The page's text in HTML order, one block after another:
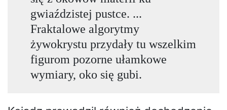
gwiaździstej pustce. ...
Fraktalowe algorytmy
żywokrystu przydały tu wszelkim
figurom pozorne ułamkowe
wymiary, oko się gubi.